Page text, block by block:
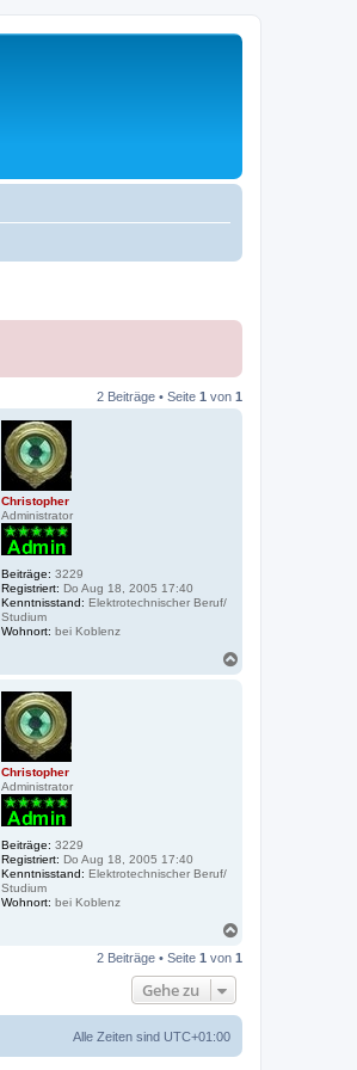
2 Beiträge • Seite 1 von 1
Christopher
Administrator
Beiträge: 3229
Registriert: Do Aug 18, 2005 17:40
Kenntnisstand: Elektrotechnischer Beruf/
Studium
Wohnort: bei Koblenz
Christopher
Administrator
Beiträge: 3229
Registriert: Do Aug 18, 2005 17:40
Kenntnisstand: Elektrotechnischer Beruf/
Studium
Wohnort: bei Koblenz
c
2 Beiträge • Seite 1 von 1
Gehe zu
Alle Zeiten sind UTC+01:00